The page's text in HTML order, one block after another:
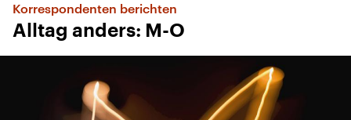
Korrespondenten berichten
Alltag anders: M-O